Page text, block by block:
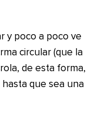
y poco a poco ve
circular (que la
de esta forma,
que sea una